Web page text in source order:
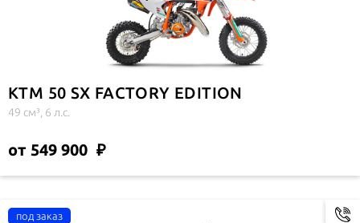
KTM 50 SX FACTORY EDITION
49 см³, 6 л.с.
от 549 900